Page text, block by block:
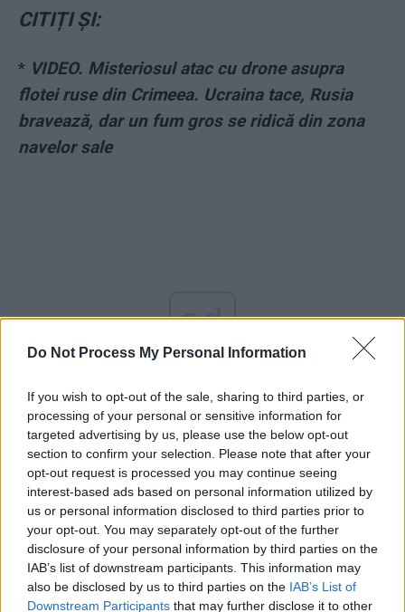
Do Not Process My Personal Information
If you wish to opt-out of the sale, sharing to third parties, or
processing of your personal or sensitive information for
targeted advertising by us, please use the below opt-out
section to confirm your selection. Please note that after your
opt-out request is processed you may continue seeing
interest-based ads based on personal information utilized by
us or personal information disclosed to third parties prior to
your opt-out. You may separately opt-out of the further
disclosure of your personal information by third parties on the
IAB’s list of downstream participants. This information may
also be disclosed by us to third parties on the IAB’s List of
Downstream Participants that may further disclose it to other
CITIȚI ȘI:
* VIDEO. Misteriosul atac cu drone asupra
flotei ruse din Crimeea. Ucraina tace, Rusia
bravează, dar un fum gros se ridică din zona
navelor sale
ad
*Campanie odioasă la Russia Today: „Copiii
ucraineni care critică Rusia ar trebui înecați!
Sau băgați în colibe și arși de vii!”
*Generalul Romanenko: „Putin va fi demolat